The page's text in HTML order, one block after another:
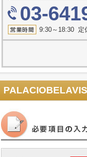
03-
9:30～18:30 定